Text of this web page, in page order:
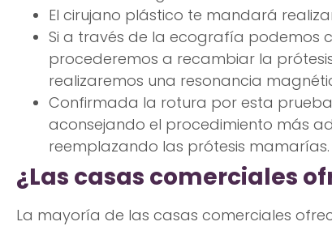
El cirujano plástico te mandará
Si a través de la ecografía podemos
procederemos a recambiar la
realizaremos una resonancia
Confirmada la rotura por esta
aconsejando el procedimiento más
reemplazando las prótesis mamarías.
¿Las casas comerciales
La mayoría de las casas comerciales